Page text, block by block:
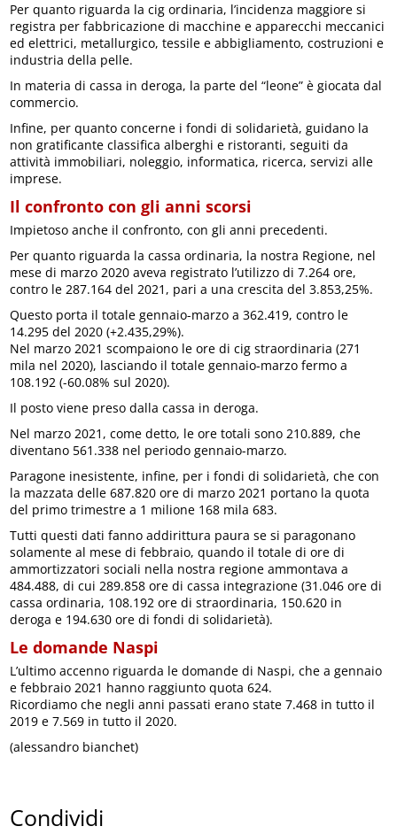
Per quanto riguarda la cig ordinaria, l’incidenza maggiore si
registra per fabbricazione di macchine e apparecchi meccanici
ed elettrici, metallurgico, tessile e abbigliamento, costruzioni e
industria della pelle.
In materia di cassa in deroga, la parte del “leone” è giocata dal
commercio.
Infine, per quanto concerne i fondi di solidarietà, guidano la
non gratificante classifica alberghi e ristoranti, seguiti da
attività immobiliari, noleggio, informatica, ricerca, servizi alle
imprese.
Il confronto con gli anni scorsi
Impietoso anche il confronto, con gli anni precedenti.
Per quanto riguarda la cassa ordinaria, la nostra Regione, nel
mese di marzo 2020 aveva registrato l’utilizzo di 7.264 ore,
contro le 287.164 del 2021, pari a una crescita del 3.853,25%.
Questo porta il totale gennaio-marzo a 362.419, contro le
14.295 del 2020 (+2.435,29%).
Nel marzo 2021 scompaiono le ore di cig straordinaria (271
mila nel 2020), lasciando il totale gennaio-marzo fermo a
108.192 (-60.08% sul 2020).
Il posto viene preso dalla cassa in deroga.
Nel marzo 2021, come detto, le ore totali sono 210.889, che
diventano 561.338 nel periodo gennaio-marzo.
Paragone inesistente, infine, per i fondi di solidarietà, che con
la mazzata delle 687.820 ore di marzo 2021 portano la quota
del primo trimestre a 1 milione 168 mila 683.
Tutti questi dati fanno addirittura paura se si paragonano
solamente al mese di febbraio, quando il totale di ore di
ammortizzatori sociali nella nostra regione ammontava a
484.488, di cui 289.858 ore di cassa integrazione (31.046 ore di
cassa ordinaria, 108.192 ore di straordinaria, 150.620 in
deroga e 194.630 ore di fondi di solidarietà).
Le domande Naspi
L’ultimo accenno riguarda le domande di Naspi, che a gennaio
e febbraio 2021 hanno raggiunto quota 624.
Ricordiamo che negli anni passati erano state 7.468 in tutto il
2019 e 7.569 in tutto il 2020.
(alessandro bianchet)
Condividi